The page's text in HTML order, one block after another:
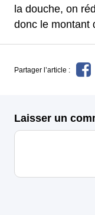
la douche, on
donc le montant
Partager l’article :
Laisser un